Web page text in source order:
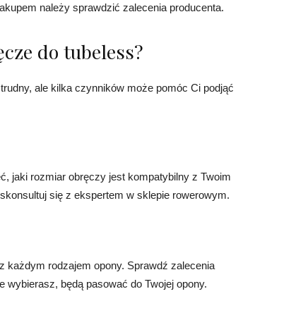
należy sprawdzić zalecenia producenta.
do tubeless?
ale kilka czynników może pomóc Ci podjąć
jaki rozmiar obręczy jest kompatybilny z Twoim
się z ekspertem w sklepie rowerowym.
każdym rodzajem opony. Sprawdź zalecenia
wybierasz, będą pasować do Twojej opony.